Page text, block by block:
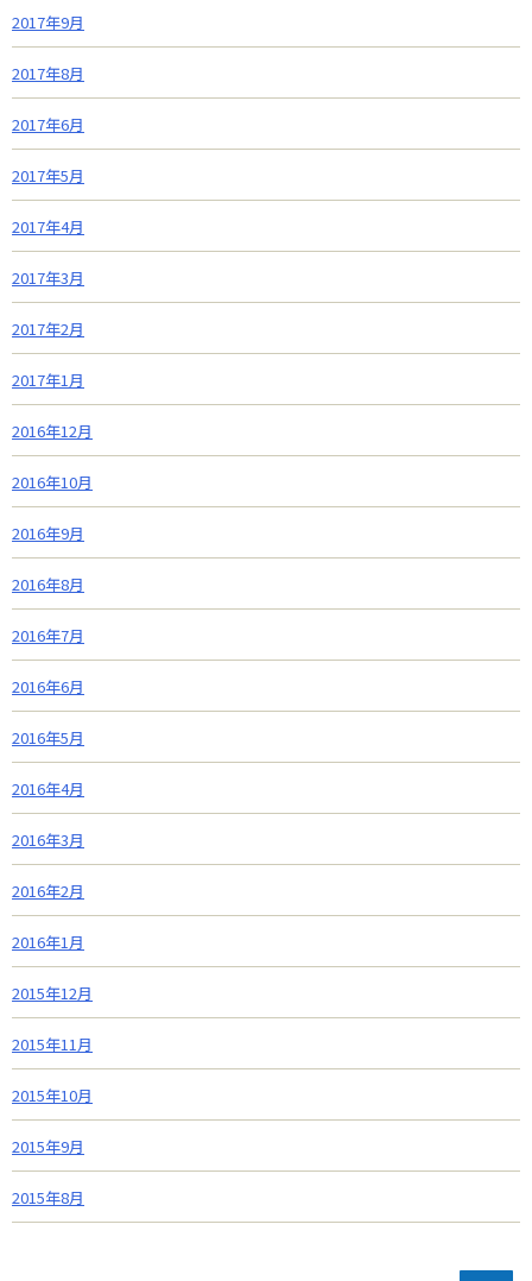
2017年9月
2017年8月
2017年6月
2017年5月
2017年4月
2017年3月
2017年2月
2017年1月
2016年12月
2016年10月
2016年9月
2016年8月
2016年7月
2016年6月
2016年5月
2016年4月
2016年3月
2016年2月
2016年1月
2015年12月
2015年11月
2015年10月
2015年9月
2015年8月